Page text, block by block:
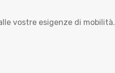
vostre esigenze di mobilità.